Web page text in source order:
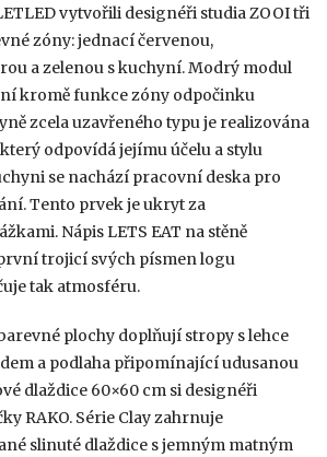
vytvořili designéři studia ZOOI tři
zóny: jednací červenou,
a zelenou s kuchyní. Modrý modul
kromě funkce zóny odpočinku
zcela uzavřeného typu je realizována
odpovídá jejímu účelu a stylu
se nachází pracovní deska pro
Tento prvek je ukryt za
Nápis LETS EAT na stěně
trojicí svých písmen logu
tak atmosféru.
plochy doplňují stropy s lehce
a podlaha připomínající udusanou
dlaždice 60×60 cm si designéři
RAKO. Série Clay zahrnuje
slinuté dlaždice s jemným matným